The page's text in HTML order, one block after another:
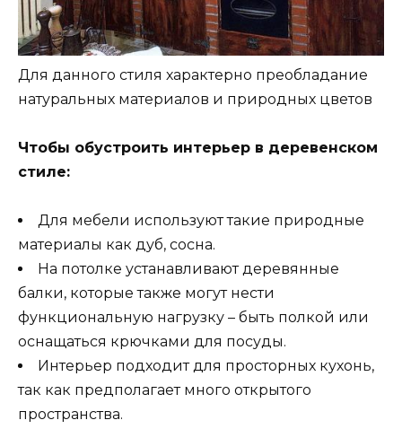
Для данного стиля характерно преобладание
натуральных материалов и природных цветов
Чтобы обустроить интерьер в деревенском
стиле:
Для мебели используют такие природные
материалы как дуб, сосна.
На потолке устанавливают деревянные
балки, которые также могут нести
функциональную нагрузку – быть полкой или
оснащаться крючками для посуды.
Интерьер подходит для просторных кухонь,
так как предполагает много открытого
пространства.